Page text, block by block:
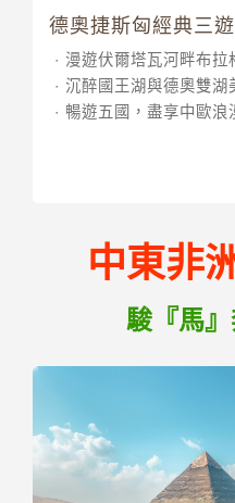
德奧捷斯匈經典三
漫遊伏爾塔瓦河畔布拉
沉醉國王湖與德奧雙湖
暢遊五國，盡享中歐浪
中東非
駿『馬